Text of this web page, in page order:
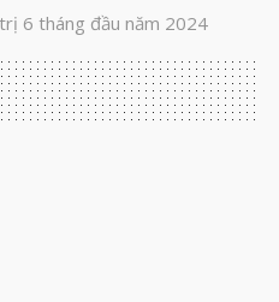
6 tháng đầu năm 2024